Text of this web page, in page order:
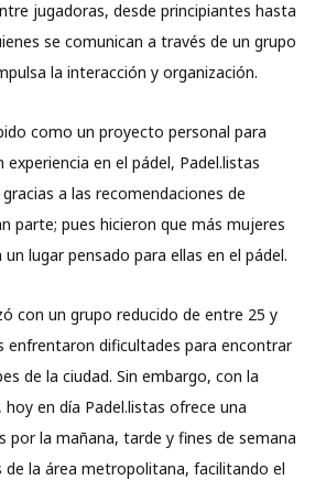
jugadoras, desde principiantes hasta
se comunican a través de un grupo
la interacción y organización.
como un proyecto personal para
en el pádel, Padel.listas
a las recomendaciones de
parte; pues hicieron que más mujeres
lugar pensado para ellas en el pádel.
con un grupo reducido de entre 25 y
enfrentaron dificultades para encontrar
de la ciudad. Sin embargo, con la
en día Padel.listas ofrece una
por la mañana, tarde y fines de semana
de la área metropolitana, facilitando el